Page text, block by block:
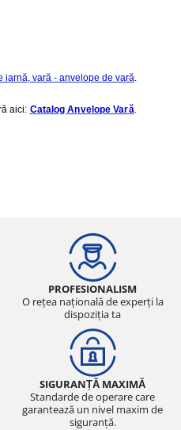
iarnă, vară - anvelope de vară.
aici: Catalog Anvelope Vară.
PROFESIONALISM
O rețea națională de experți la
dispoziția ta
SIGURANȚĂ MAXIMĂ
Standarde de operare care
garantează un nivel maxim de
siguranță.